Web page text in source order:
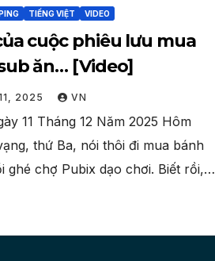
TIẾNG VIỆT VIDEO
cuộc phiêu lưu mua
ăn… [Video]
2025 VN
11 Tháng 12 Năm 2025 Hôm
thứ Ba, nói thôi đi mua bánh
ghé chợ Pubix dạo chơi. Biết rồi,…